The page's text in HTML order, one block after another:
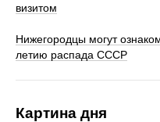
визитом
Нижегородцы могут
летию распада СССР
Картина дня